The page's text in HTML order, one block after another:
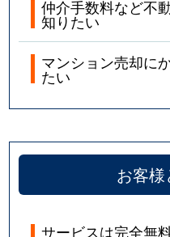
仲介手数料など不
知りたい
マンション売却に
たい
お客
サービスは完全無